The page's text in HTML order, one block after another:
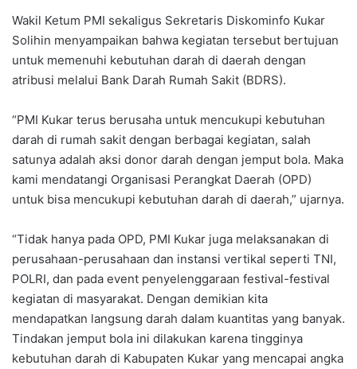
Wakil Ketum PMI sekaligus Sekretaris Diskominfo Kukar
Solihin menyampaikan bahwa kegiatan tersebut bertujuan
untuk memenuhi kebutuhan darah di daerah dengan
atribusi melalui Bank Darah Rumah Sakit (BDRS).
“PMI Kukar terus berusaha untuk mencukupi kebutuhan
darah di rumah sakit dengan berbagai kegiatan, salah
satunya adalah aksi donor darah dengan jemput bola. Maka
kami mendatangi Organisasi Perangkat Daerah (OPD)
untuk bisa mencukupi kebutuhan darah di daerah,” ujarnya.
“Tidak hanya pada OPD, PMI Kukar juga melaksanakan di
perusahaan-perusahaan dan instansi vertikal seperti TNI,
POLRI, dan pada event penyelenggaraan festival-festival
kegiatan di masyarakat. Dengan demikian kita
mendapatkan langsung darah dalam kuantitas yang banyak.
Tindakan jemput bola ini dilakukan karena tingginya
kebutuhan darah di Kabupaten Kukar yang mencapai angka